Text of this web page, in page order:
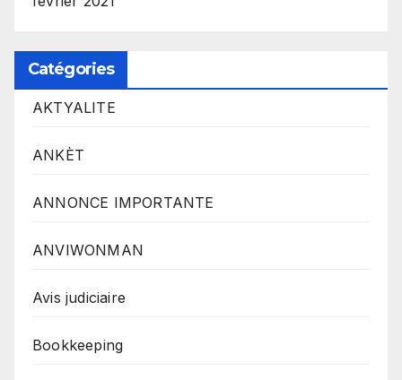
Catégories
AKTYALITE
ANKÈT
ANNONCE IMPORTANTE
ANVIWONMAN
Avis judiciaire
Bookkeeping